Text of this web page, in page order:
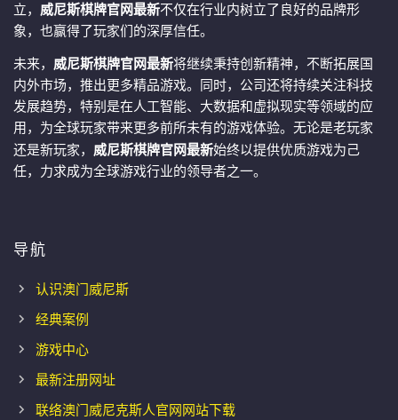
立， 威尼斯棋牌官网最新不仅在行业内树立了良好的品牌形
象，也赢得了玩家们的深厚信任。
未来， 威尼斯棋牌官网最新将继续秉持创新精神，不断拓展国
内外市场，推出更多精品游戏。同时，公司还将持续关注科技
发展趋势，特别是在人工智能、大数据和虚拟现实等领域的应
用，为全球玩家带来更多前所未有的游戏体验。无论是老玩家
还是新玩家， 威尼斯棋牌官网最新始终以提供优质游戏为己
任，力求成为全球游戏行业的领导者之一。
导航
认识澳门威尼斯
经典案例
游戏中心
最新注册网址
联络澳门威尼克斯人官网网站下载